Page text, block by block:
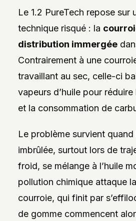
Le 1.2 PureTech repose sur
technique risqué : la
distribution immergée
Contrairement à une
travaillant au sec, celle-ci
vapeurs d’huile pour
et la consommation de
Le problème survient quand
imbrûlée, surtout lors de
froid, se mélange à l’huile
pollution chimique attaque
courroie, qui finit par
de gomme commencent